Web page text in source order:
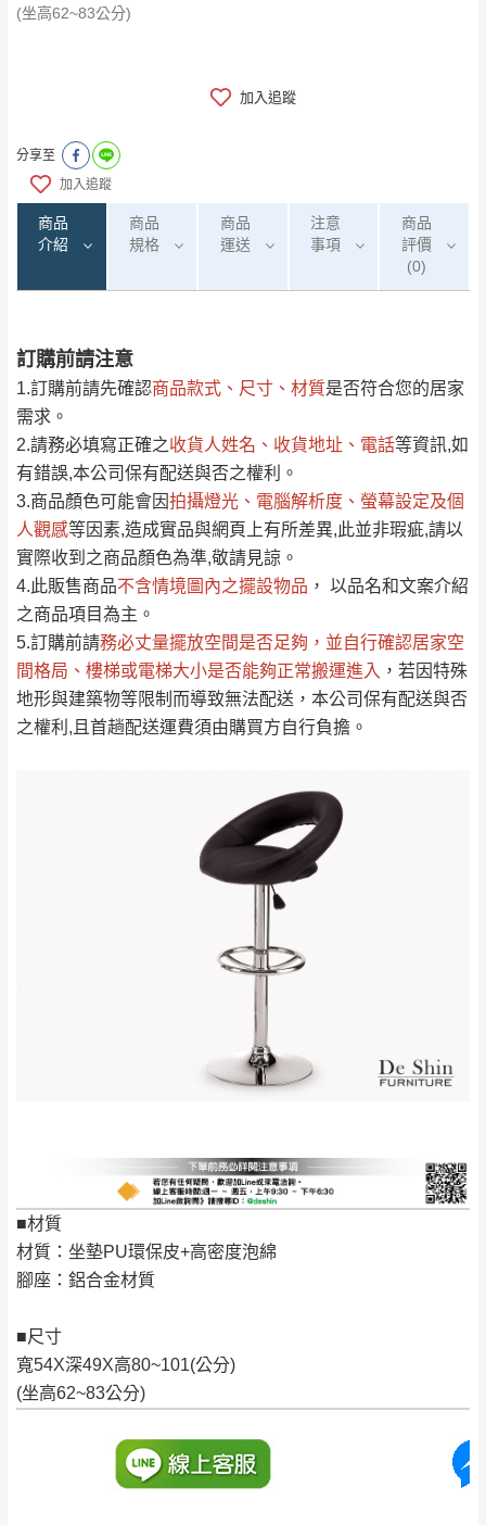
(坐高62~83公分)
加入追蹤
分享至
加入追蹤
商品
介紹
商品
規格
商品
運送
注意
事項
商品
評價
(0)
訂購前請注意
1.訂購前請先確認商品款式、尺寸、材質是否符合您的居家
需求。
2.請務必填寫正確之收貨人姓名、收貨地址、電話等資訊,如
有錯誤,本公司保有配送與否之權利。
3.商品顏色可能會因拍攝燈光、電腦解析度、螢幕設定及個
人觀感等因素,造成實品與網頁上有所差異,此並非瑕疵,請以
實際收到之商品顏色為準,敬請見諒。
4.此販售商品不含情境圖內之擺設物品 ， 以品名和文案介紹
之商品項目為主。
5.訂購前請務必丈量擺放空間是否足夠 ，並自行確認居家空
間格局、 樓梯或電梯大小是否能夠正常搬運進入 ，若因特殊
地形與建築物等限制而導致無法配送，本公司保有配送與否
之權利,且首趟配送運費須由購買方自行負擔。
■材質
材質：坐墊PU環保皮+高密度泡綿
腳座：鋁合金材質
■尺寸
寬54X深49X高80~101(公分)
(坐高62~83公分)
運 費 說 明
運送地區 運送費用
偏遠地區
（請先線上詢問 LINE
→@dershin ）
桃園
費
＊A108產品另收運費
復興鄉
新竹
峨眉鄉、五峰鄉、
橫山、北埔鄉、尖
石鄉、寶山鄉山
區、新埔山區、芎
區、北投湖山路、
深坑山區
$ 9,000以下：
NT$500元
基隆山區
$ 9,000以上：免
配送天數：5~14天
到貨時間：指定送貨日當天以電話聯絡確認
注意事項：
由於品項繁多，網頁無法及時更新，如有需
Line客服」來信確認商品是否有「現貨」與
「金額」。
若商品價格或庫存有異常，商家有權取消訂
單。部分網路商品恕無法更改原設計或客製，敬請
見諒！
接單後二日內(不含例假日)，我們客服會與您
電話聯絡或E-Mail通知確認訂單。
（線上客服 LINE → @dershin）
下單前先詢問是否現貨，若未詢問下單後無
運送範圍：限定北至基隆，南至苗栗，偏遠
地區恕無法提供運送 (詳見運送規章)。
苗栗至基隆；其它地區暫不開放，如因特殊
地型限制(山區、鄉、鎮、村)、樓梯太小、無
法搬運上樓等因素，導致無法配送，
保護物流人員的工作安全，賣家無提供吊掛
服務，若需以吊車或其他的吊掛方式吊運，
快速到貨商品，無法指定特定時間送達，司
機當天到貨前皆會再與您通知，讓你不用整
由於百貨公司配送較為不易，故暫無法配送
至百貨公司內部。
發票寄送：
若您選擇三聯式或索取兩聯式發票，發票將於商品
完成出貨15個工作天另行寄出，另外約加上2~7個
退換貨說明：
0/5 (0)筆
全部 依評論高至低排列
依評論低至高排列 只顯示附上圖片
只顯示附上評論